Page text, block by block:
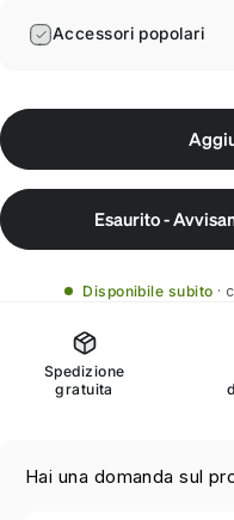
Accessori popolari
Esaurito -
Disponibile subito
Spedizione
gratuita
Hai una domanda sul